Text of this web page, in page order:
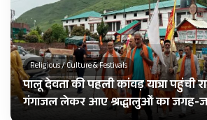
Religious / Culture & Festivals
पालू देवता की पहली कांवड़ यात्रा पहुंची
गंगाजल लेकर आए श्रद्धालुओं का जगह-